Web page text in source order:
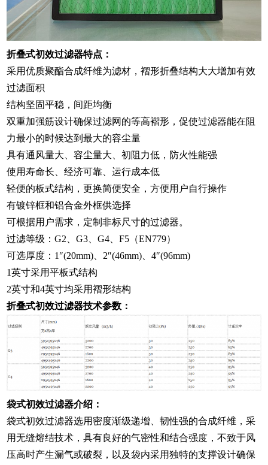
折叠式初效过滤器特点：
采用优质聚酯合成纤维为滤材，褶形折叠结构大大增加有效
过滤面积
结构坚固平稳，间距均衡
双重加强筋设计确保过滤网的等高褶形，促使过滤器能在阻
力最小的时候达到最大的容尘量
具有通风量大、容尘量大、初阻力低，防火性能强
使用寿命长、经济可靠、运行成本低
轻便的板式结构，更换简便安全，方便用户自行操作
有镀锌框和铝合金外框供选择
可根据用户需求，定制非标尺寸的过滤器。
过滤等级：G2、G3、G4、F5（EN779）
可选厚度：1″(20mm)、2″(46mm)、4″(96mm)
1英寸采用平板式结构
2英寸和4英寸均采用褶形结构
折叠式初效过滤器技术参数：
袋式初效过滤器介绍：
袋式初效过滤器选用密度渐级递增、韧性强的合成纤维，采
用无缝熔结技术，具有良好的气密性和结合强度，不致于风
压高时产生漏气或破裂，以及袋内采用独特的支撑设计确保